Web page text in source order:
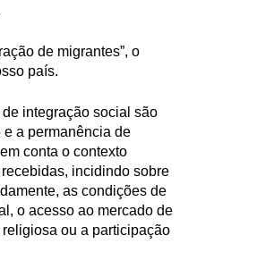
de migrantes”, o
país.
integração social são
a permanência de
conta o contexto
incidindo sobre
as condições de
o acesso ao mercado de
ou a participação